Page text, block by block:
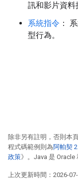
訊和影片資料
系統指令 ：
型行為。
除非另有註明，否則本
程式碼範例則為阿帕契
政策》。Java 是 Oracle
上次更新時間：2026-